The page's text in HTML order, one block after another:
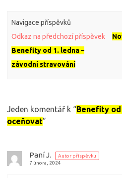
Navigace příspěvků
Odkaz na předchozí příspěvek
Benefity od 1. ledna –
závodní stravování
Jeden komentář k “Benefity od
oceňovat”
Paní J.
Autor příspěvku
7 února, 2024